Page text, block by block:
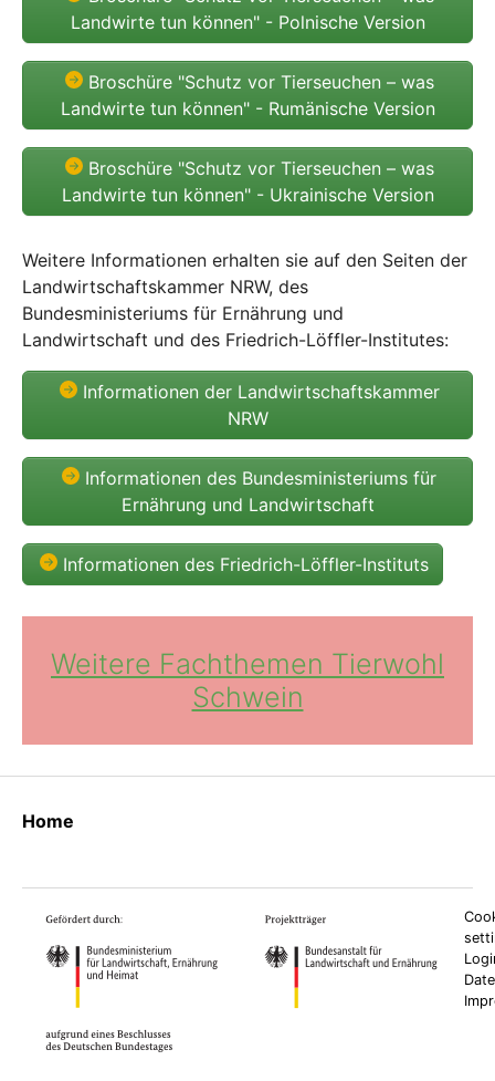
Landwirte tun können" - Polnische Version
Broschüre "Schutz vor Tierseuchen – was
Landwirte tun können" - Rumänische Version
Broschüre "Schutz vor Tierseuchen – was
Landwirte tun können" - Ukrainische Version
Weitere Informationen erhalten sie auf den Seiten der
Landwirtschaftskammer NRW, des
Bundesministeriums für Ernährung und
Landwirtschaft und des Friedrich-Löffler-Institutes:
Informationen der Landwirtschaftskammer
NRW
Informationen des Bundesministeriums für
Ernährung und Landwirtschaft
Informationen des Friedrich-Löffler-Instituts
Weitere Fachthemen Tierwohl
Schwein
Home